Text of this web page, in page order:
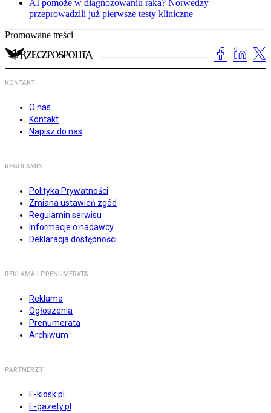
AI pomoże w diagnozowaniu raka? Norwedzy
przeprowadzili już pierwsze testy kliniczne
Promowane treści
KONTAKT
O nas
Kontakt
Napisz do nas
REGULAMIN
Polityka Prywatności
Zmiana ustawień zgód
Regulamin serwisu
Informacje o nadawcy
Deklaracja dostępności
REKLAMA I PRENUMERATA
Reklama
Ogłoszenia
Prenumerata
Archiwum
PARTNERZY
E-kiosk.pl
E-gazety.pl